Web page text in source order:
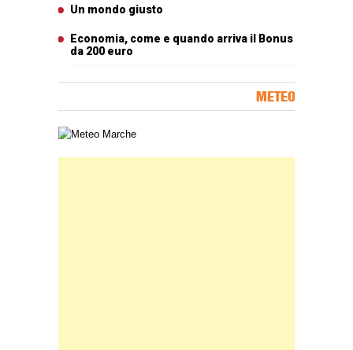
Un mondo giusto
Economia, come e quando arriva il Bonus
da 200 euro
METEO
Carta meteorologica delle Marche